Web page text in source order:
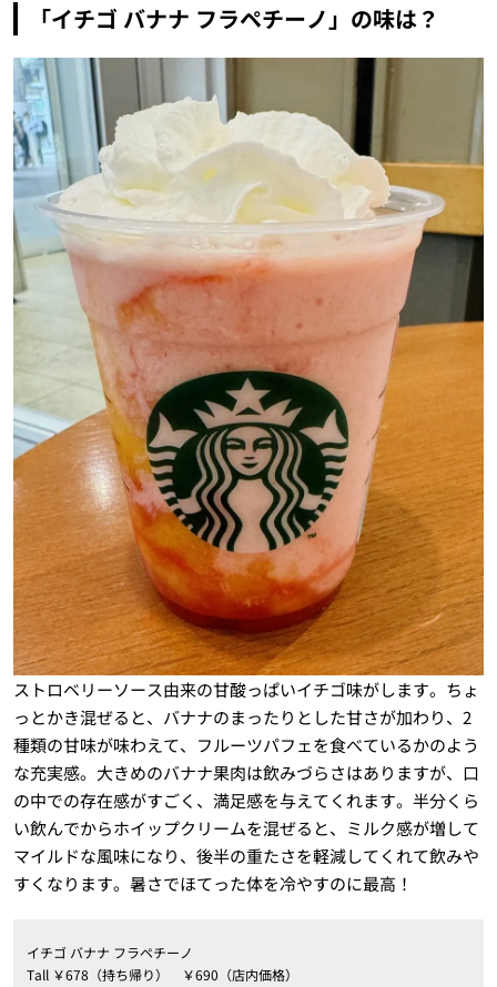
「イチゴ バナナ フラペチーノ」の味は？
ストロベリーソース由来の甘酸っぱいイチゴ味がします。ちょ
っとかき混ぜると、バナナのまったりとした甘さが加わり、2
種類の甘味が味わえて、フルーツパフェを食べているかのよう
な充実感。大きめのバナナ果肉は飲みづらさはありますが、口
の中での存在感がすごく、満足感を与えてくれます。半分くら
い飲んでからホイップクリームを混ぜると、ミルク感が増して
マイルドな風味になり、後半の重たさを軽減してくれて飲みや
すくなります。暑さでほてった体を冷やすのに最高！
イチゴ バナナ フラペチーノ
Tall ￥678（持ち帰り） ￥690（店内価格）